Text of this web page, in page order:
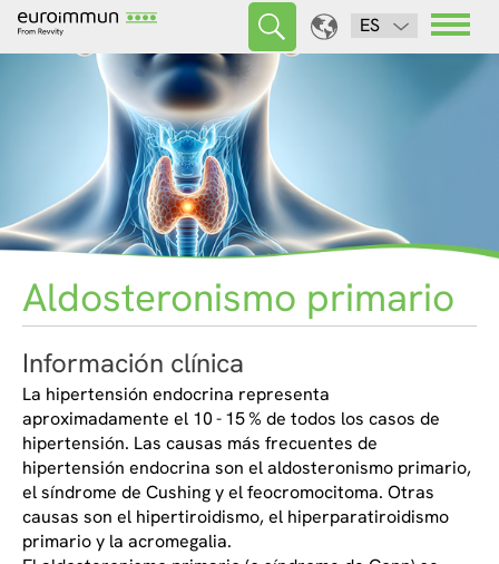
ES
Aldosteronismo primario
Información clínica
La hipertensión endocrina representa
aproximadamente el 10 - 15 % de todos los casos de
hipertensión. Las causas más frecuentes de
hipertensión endocrina son el aldosteronismo primario,
el síndrome de Cushing y el feocromocitoma. Otras
causas son el hipertiroidismo, el hiperparatiroidismo
primario y la acromegalia.